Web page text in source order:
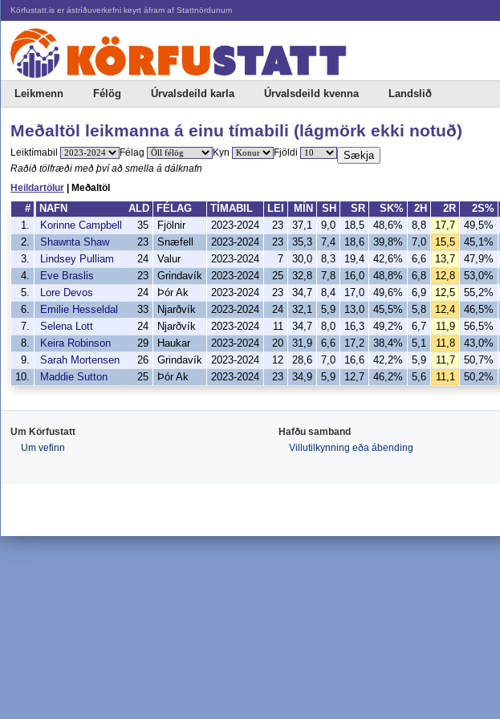
Körfustatt.is er ástríðuverkefni keyrt áfram af Stattnördunum
Leikmenn Félög Úrvalsdeild karla Úrvalsdeild kvenna Landslið
Meðaltöl leikmanna á einu tímabili (lágmörk ekki notuð)
Leiktímabil Félag Kyn Fjöldi Sækja
Raðið tölfræði með því að smella á dálknafn
Heildartölur | Meðaltöl
#
NAFN ALD FÉLAG TÍMABIL LEI MÍN SH SR SK% 2H 2R 2S%
1.
Korinne Campbell 35 Fjölnir 2023-2024 23 37,1 9,0 18,5 48,6% 8,8 17,7 49,5%
2.
Shawnta Shaw 23 Snæfell 2023-2024 23 35,3 7,4 18,6 39,8% 7,0 15,5 45,1%
3.
Lindsey Pulliam 24 Valur 2023-2024 7 30,0 8,3 19,4 42,6% 6,6 13,7 47,9%
4.
Eve Braslis 23 Grindavík 2023-2024 25 32,8 7,8 16,0 48,8% 6,8 12,8 53,0%
5.
Lore Devos 24 Þór Ak 2023-2024 23 34,7 8,4 17,0 49,6% 6,9 12,5 55,2%
6.
Emilie Hesseldal 33 Njarðvík 2023-2024 24 32,1 5,9 13,0 45,5% 5,8 12,4 46,5%
7.
Selena Lott 24 Njarðvík 2023-2024 11 34,7 8,0 16,3 49,2% 6,7 11,9 56,5%
8.
Keira Robinson 29 Haukar 2023-2024 20 31,9 6,6 17,2 38,4% 5,1 11,8 43,0%
9.
Sarah Mortensen 26 Grindavík 2023-2024 12 28,6 7,0 16,6 42,2% 5,9 11,7 50,7%
10.
Maddie Sutton 25 Þór Ak 2023-2024 23 34,9 5,9 12,7 46,2% 5,6 11,1 50,2%
Um Körfustatt
Um vefinn
Hafðu samband
Villutilkynning eða ábending